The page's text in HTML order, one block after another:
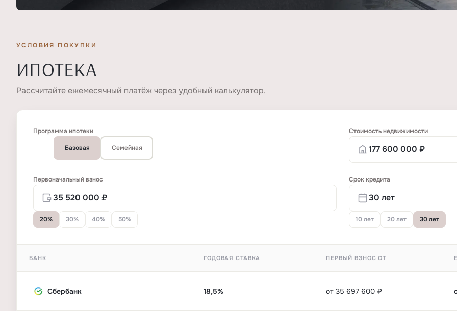
УСЛОВИЯ ПОКУПКИ
ИПОТЕКА
Рассчитайте ежемесячный платёж через удобный калькулятор.
Программа ипотеки
Базовая Семейная
Стоимость недвижимости
Первоначальный взнос
20% 30% 40% 50%
Срок кредита
10 лет 20 лет 30 лет
БАНК ГОДОВАЯ СТАВКА ПЕРВЫЙ ВЗНОС ОТ
Сбербанк 18,5% от 35 697 600 ₽